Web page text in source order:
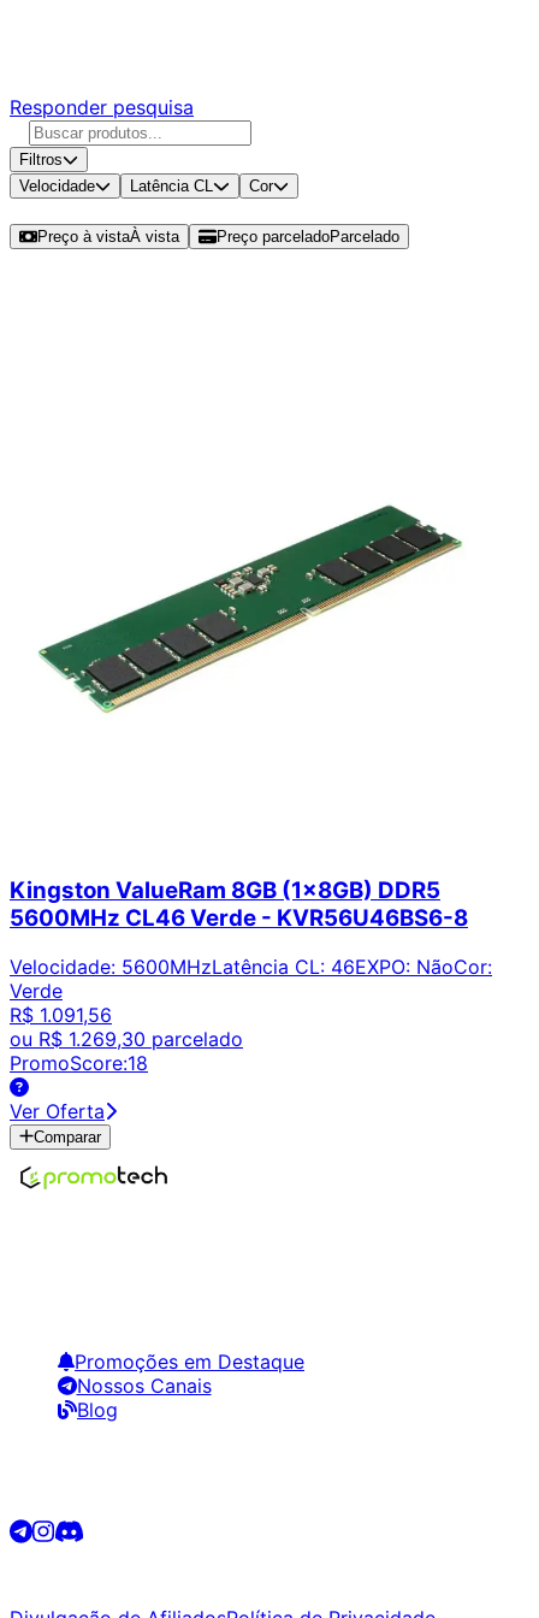
Responder pesquisa
Filtros
Velocidade
Latência CL Cor
Preço à vistaÀ vista Preço parceladoParcelado
Kingston ValueRam 8GB (1x8GB) DDR5
5600MHz CL46 Verde - KVR56U46BS6-8
Velocidade: 5600MHzLatência CL: 46EXPO: NãoCor:
Verde
R$ 1.091,56
ou R$ 1.269,30 parcelado
PromoScore:18
Ver Oferta
Comparar
Promoções em Destaque
Nossos Canais
Blog